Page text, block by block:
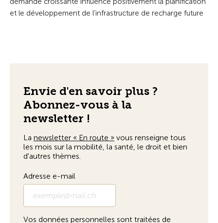
et le développement de l’infrastructure de recharge future